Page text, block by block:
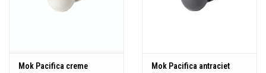
Mok Pacifica creme
Mok Pacifica antraciet